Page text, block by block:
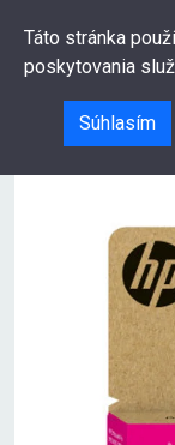
Táto stránka
poskytovania
Súhlasím